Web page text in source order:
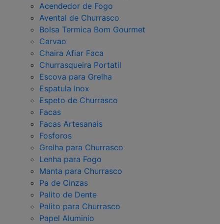
Acendedor de Fogo
Avental de Churrasco
Bolsa Termica Bom Gourmet
Carvao
Chaira Afiar Faca
Churrasqueira Portatil
Escova para Grelha
Espatula Inox
Espeto de Churrasco
Facas
Facas Artesanais
Fosforos
Grelha para Churrasco
Lenha para Fogo
Manta para Churrasco
Pa de Cinzas
Palito de Dente
Palito para Churrasco
Papel Aluminio